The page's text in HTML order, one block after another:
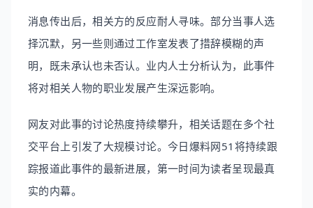
消息传出后，相关方的反应耐人寻味。部分当事人选
择沉默，另一些则通过工作室发表了措辞模糊的声
明，既未承认也未否认。业内人士分析认为，此事件
将对相关人物的职业发展产生深远影响。
网友对此事的讨论热度持续攀升，相关话题在多个社
交平台上引发了大规模讨论。今日爆料网51将持续跟
踪报道此事件的最新进展，第一时间为读者呈现最真
实的内幕。